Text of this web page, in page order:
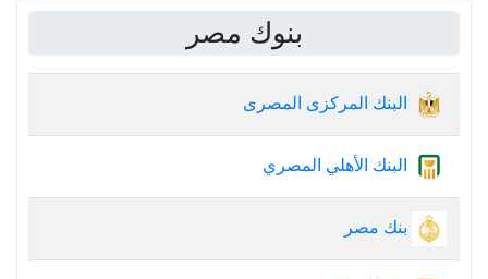
بنوك مصر
البنك المركزى المصرى
البنك الأهلي المصري
بنك مصر